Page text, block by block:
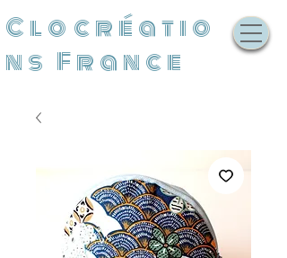
Clocréatio
ns France